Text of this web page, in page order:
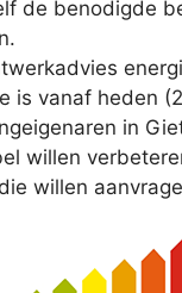
de benodigde
is vanaf heden
in
willen
willen